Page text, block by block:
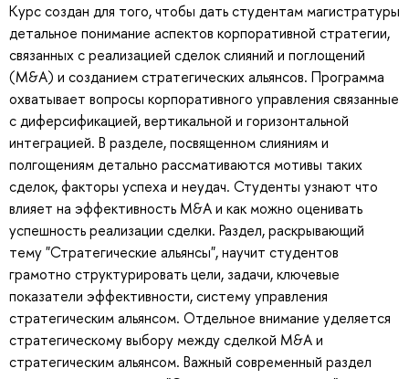
Курс создан для того, чтобы дать студентам магистратуры
детальное понимание аспектов корпоративной стратегии,
связанных с реализацией сделок слияний и поглощений
(M&A) и созданием стратегических альянсов. Программа
охватывает вопросы корпоративного управления связанные
с диферсификацией, вертикальной и горизонтальной
интеграцией. В разделе, посвященном слияниям и
полгощениям детально рассмативаются мотивы таких
сделок, факторы успеха и неудач. Студенты узнают что
влияет на эффективность M&A и как можно оценивать
успешность реализации сделки. Раздел, раскрывающий
тему "Стратегические альянсы", научит студентов
грамотно структурировать цели, задачи, ключевые
показатели эффективности, систему управления
стратегическим альянсом. Отдельное внимание уделяется
стратегическому выбору между сделкой M&A и
стратегическим альянсом. Важный современный раздел